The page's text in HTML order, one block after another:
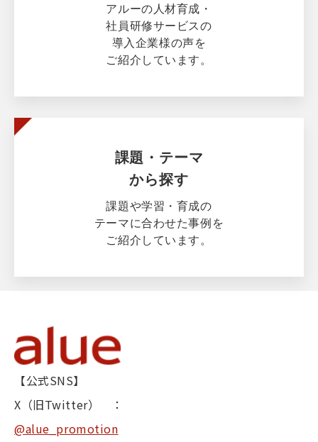
アルーの人材育成・
社員研修サービスの
導入企業様の声を
ご紹介しています。
課題・テーマ
から探す
課題や学習・育成の
テーマに合わせた事例を
ご紹介しています。
【公式SNS】
X（旧Twitter） ：
@alue_promotion